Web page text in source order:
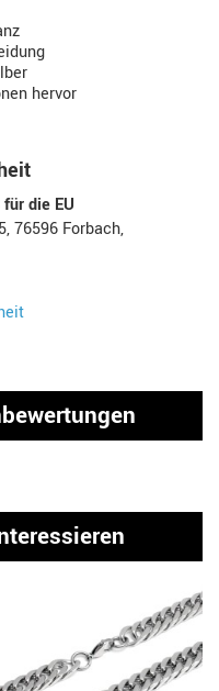
hervor
die EU
76596 Forbach,